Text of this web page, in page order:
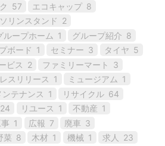
57 エコキャップ 8
リンスタンド 2
ループホーム 1 グループ紹介 8
ボード 1 セミナー 3 タイヤ 5
ビス 2 ファミリーマート
3
スリリース 1 ミュージアム 1
ンテナンス 1 リサイクル 64
24 リユース 1 不動産 1
1 広報 7 廃車 3
菜 8 木材 1 機械 1 求人
23